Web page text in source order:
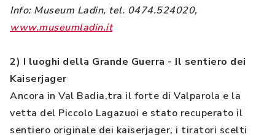
Info: Museum Ladin, tel. 0474.524020,
www.museumladin.it
2) I luoghi della Grande Guerra - Il sentiero dei
Kaiserjager
Ancora in Val Badia,tra il forte di Valparola e la
vetta del Piccolo Lagazuoi e stato recuperato il
sentiero originale dei kaiserjager, i tiratori scelti